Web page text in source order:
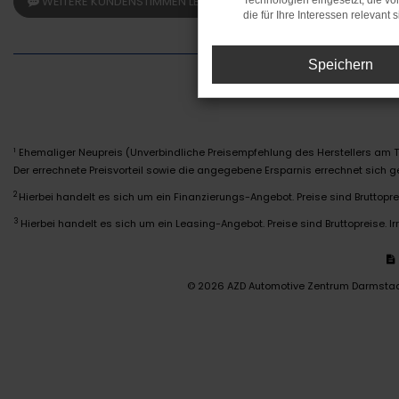
1 Ehemaliger Neupreis (Unverbindliche Preisempfehlung des Herstellers am
Der errechnete Preisvorteil sowie die angegebene Ersparnis errechnet
2 Hierbei handelt es sich um ein Finanzierungs-Angebot. Preise sind
3 Hierbei handelt es sich um ein Leasing-Angebot. Preise sind Bruttopreise.
© 2026 AZD Automotive Zentrum
die für Ihre Interessen relevant
Speichern